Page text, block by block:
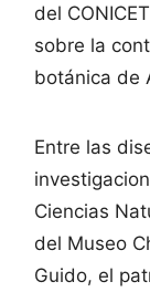
del
sobre la
botánica de
Entre las
Ciencias
del Museo
Guido, el